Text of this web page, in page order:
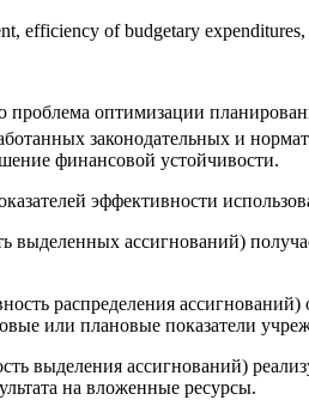
efficiency of budgetary
оптимизации
законодательных и
финансовой устойчивости.
эффективности
выделенных ассигнований)
распределения
или плановые показатели
выделения ассигнований)
на вложенные ресурсы.